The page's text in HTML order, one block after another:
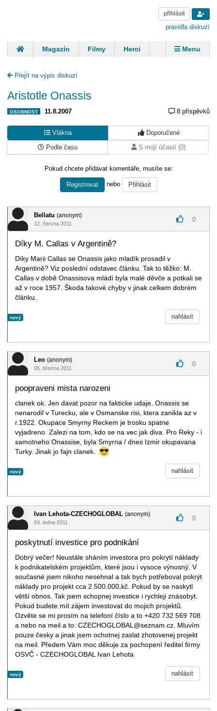
přihlásit
pravidla diskuzí
Magazín Filmy Herci
Zpěváci
Panovníci
Finančníci
Menu
Přejít na výpis diskuzí
Aristotle Onassis
OSOBNOST 11.8.2007 8 příspěvků
Vlákna
Doporučené
Podle času
S mojí účastí (0)
Pokud chcete přidávat komentáře, musíte se:
Registrovat nebo Přihlásit
Bellatu (anonym)
12. června 2011
0
Díky M. Callas v Argentině?
Díky Marii Callas se Onassis jako mladík prosadil v
Argentině? Viz poslední odstavec článku. Tak to těžko: M.
Callas v době Onassisova mládí byla malé děvče a potkali se
až v roce 1957. Škoda takové chyby v jinak celkem dobrém
článku.
nový nahlásit
Leo (anonym)
05. března 2011
0
poopraveni mista narozeni
clanek ok. Jen davat pozor na fakticke udaje. Onassis se
nenarodil v Turecku, ale v Osmanske risi, ktera zanikla az v
r.1922. Okupace Smyrny Reckem je trosku spatne
vyjadreno. Zalezi na tom, kdo se na vec jak diva. Pro Reky - i
samotneho Onassise, byla Smyrna / dnes Izmir okupavana
Turky. Jinak jo fajn clanek.
nový nahlásit
Ivan Lehota-CZECHOGLOBAL (anonym)
04. ledna 2011
0
poskytnutí investice pro podnikání
Dobrý večer! Neustále sháním investora pro pokrytí náklady
k podnikatelském projektům, které jsou i vysoce výnosný. V
současné jsem nikoho nesehnal a tak bych potřeboval pokrýt
náklady pro projekt cca 2.500.000,kč. Pokud by se naskytl
větší obnos. Tak jsem schopnej investice i rychleji znásobyt.
Pokud budete mít zájem investovat do mojich projektů.
Ozvěte se mi prosím na telefoní číslo a to +420 732 569 708
a nebo na meil a to: CZECHOGLOBAL@seznam.cz. Mluvím
pouze česky a jinak jsem ochotnej zaslat zhotovenej projekt
na meil. Předem Vám moc děkuje za pochopení ředitel firmy
OSVČ - CZECHOGLOBAL Ivan Lehota
nový nahlásit